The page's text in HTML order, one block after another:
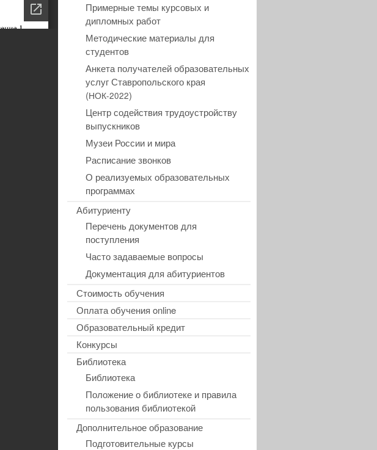
Примерные темы курсовых и
дипломных работ
Методические материалы для
студентов
Анкета получателей образовательных
услуг Ставропольского края
(НОК-2022)
Центр содействия трудоустройству
выпускников
Музеи России и мира
Расписание звонков
О реализуемых образовательных
программах
Абитуриенту
Перечень документов для
поступления
Часто задаваемые вопросы
Документация для абитуриентов
Стоимость обучения
Оплата обучения online
Образовательный кредит
Конкурсы
Библиотека
Библиотека
Положение о библиотеке и правила
пользования библиотекой
Дополнительное образование
Подготовительные курсы